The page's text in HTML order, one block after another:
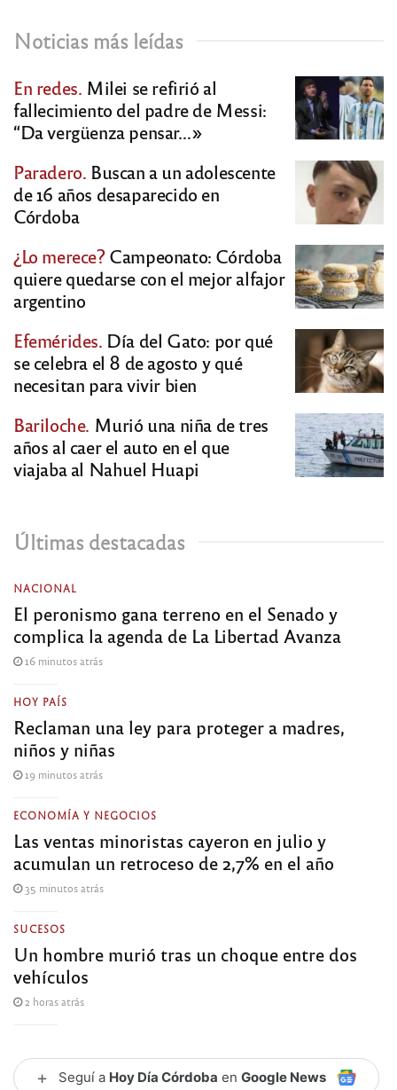
Noticias más leídas
En redes. Milei se refirió al
fallecimiento del padre de Messi:
“Da vergüenza pensar…»
Paradero. Buscan a un adolescente
de 16 años desaparecido en
Córdoba
¿Lo merece?Campeonato: Córdoba
quiere quedarse con el mejor alfajor
argentino
Efemérides. Día del Gato: por qué
se celebra el 8 de agosto y qué
necesitan para vivir bien
Bariloche. Murió una niña de tres
años al caer el auto en el que
viajaba al Nahuel Huapi
Últimas destacadas
NACIONAL
El peronismo gana terreno en el Senado y
complica la agenda de La Libertad Avanza
16 minutos atrás
HOY PAÍS
Reclaman una ley para proteger a madres,
niños y niñas
19 minutos atrás
ECONOMÍA Y NEGOCIOS
Las ventas minoristas cayeron en julio y
acumulan un retroceso de 2,7% en el año
35 minutos atrás
SUCESOS
Un hombre murió tras un choque entre dos
vehículos
2 horas atrás
+ Seguí a Hoy Día Córdoba en Google News